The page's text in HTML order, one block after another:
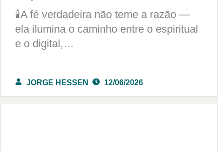
🕯️A fé verdadeira não teme a razão —
ela ilumina o caminho entre o espiritual
e o digital,…
JORGE HESSEN 12/06/2026